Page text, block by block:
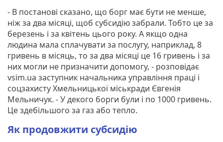
- В постанові сказано, що борг має бути не менше,
ніж за два місяці, щоб субсидію забрали. Тобто це за
березень і за квітень цього року. А якщо одна
людина мала сплачувати за послугу, наприклад, 8
гривень в місяць, то за два місяці це 16 гривень і за
них могли не призначити допомогу, - розповідає
vsim.ua заступник начальника управління праці і
соцзахисту Хмельницької міськради Євгенія
Мельничук. - У декого борги були і по 1000 гривень.
Це здебільшого за газ або тепло.
Як продовжити субсидію